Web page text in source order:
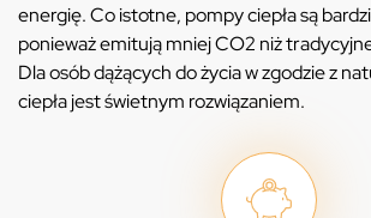
energię. Co istotne, pompy ciepła są
ponieważ emitują mniej CO2 niż
Dla osób dążących do życia w zgodzie z
ciepła jest świetnym rozwiązaniem.